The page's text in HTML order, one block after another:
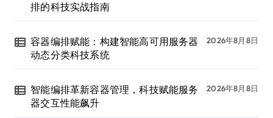
排的科技实战指南
容器编排赋能：构建智能高可用服务器
动态分类科技系统
2026年8月8日
智能编排革新容器管理，科技赋能服务
器交互性能飙升
2026年8月8日